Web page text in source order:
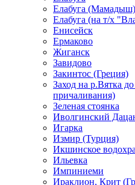
Елабуга (Мамадыш)
Елабуга (на т/х
Енисейск
Ермаково
Жиганск
Завидово
Закинтос (Греция)
Заход на р.Вятка
причаливания)
Зеленая стоянка
Иволгинский
Игарка
Измир (Турция)
Икшинское
Ильевка
Импиниеми
Ираклион, Крит